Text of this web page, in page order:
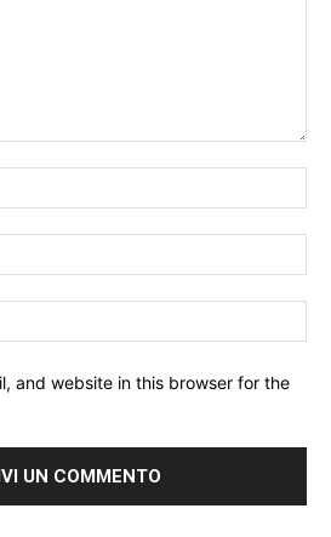
and website in this browser for the